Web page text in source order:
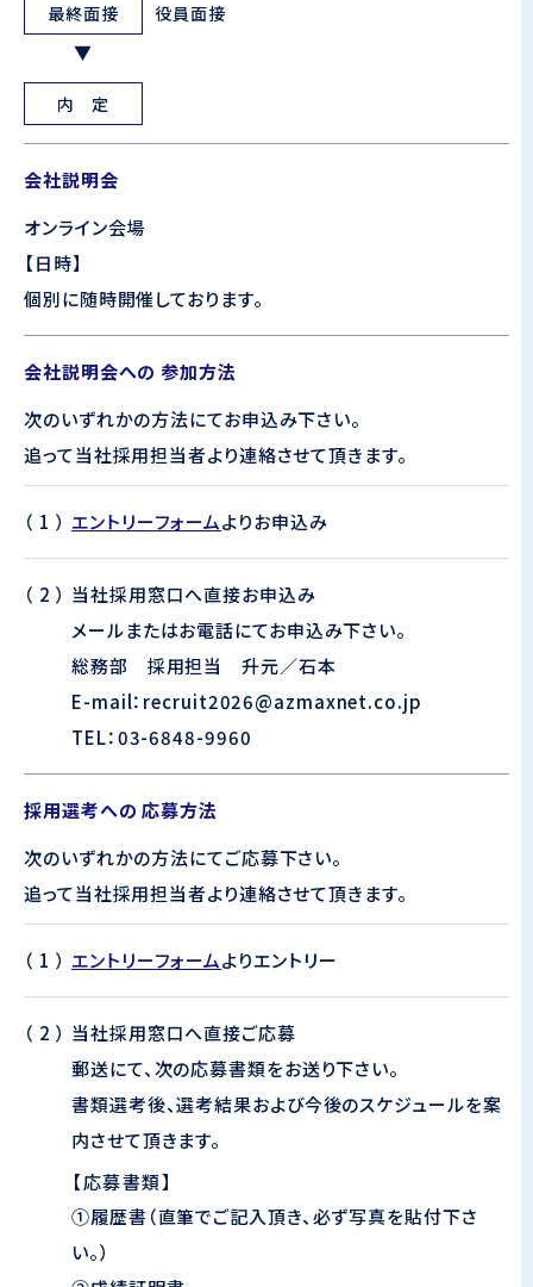
最終面接 役員面接
内 定
会社説明会
オンライン会場
【日時】
個別に随時開催しております。
会社説明会への 参加方法
次のいずれかの方法にてお申込み下さい。
追って当社採用担当者より連絡させて頂きます。
エントリーフォームよりお申込み
当社採用窓口へ直接お申込み
メールまたはお電話にてお申込み下さい。
総務部 採用担当 升元／石本
E-mail：recruit2026@azmaxnet.co.jp
TEL：03-6848-9960
採用選考への 応募方法
次のいずれかの方法にてご応募下さい。
追って当社採用担当者より連絡させて頂きます。
エントリーフォームよりエントリー
当社採用窓口へ直接ご応募
郵送にて、次の応募書類をお送り下さい。
書類選考後、選考結果および今後のスケジュールを案
内させて頂きます。
【応募書類】
①履歴書（直筆でご記入頂き、必ず写真を貼付下さ
い。）